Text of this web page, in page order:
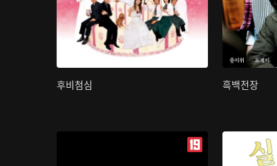
후비첨심 흑백전장